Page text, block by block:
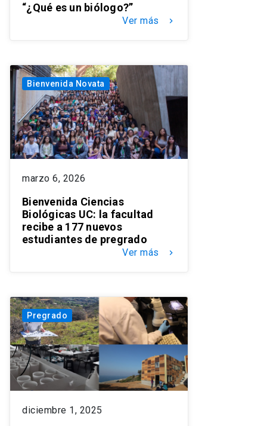
“¿Qué es un biólogo?”
Ver más keyboard_arrow_right
Bienvenida Novata
marzo 6, 2026
Bienvenida Ciencias
Biológicas UC: la facultad
recibe a 177 nuevos
estudiantes de pregrado
Ver más keyboard_arrow_right
Pregrado
diciembre 1, 2025